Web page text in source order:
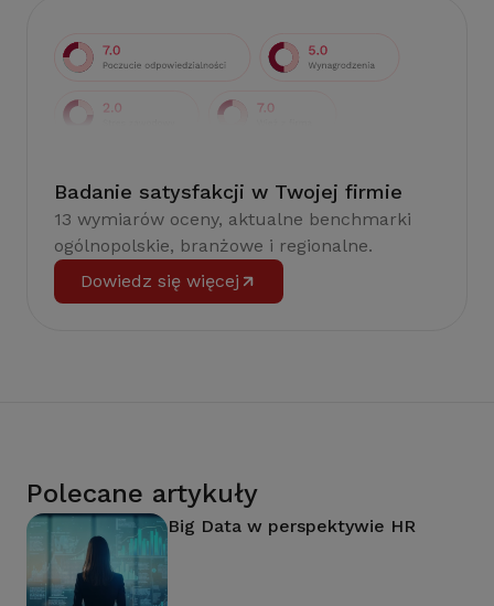
Badanie satysfakcji w Twojej firmie
13 wymiarów oceny, aktualne benchmarki
ogólnopolskie, branżowe i regionalne.
Dowiedz się więcej
Polecane artykuły
Big Data w perspektywie HR